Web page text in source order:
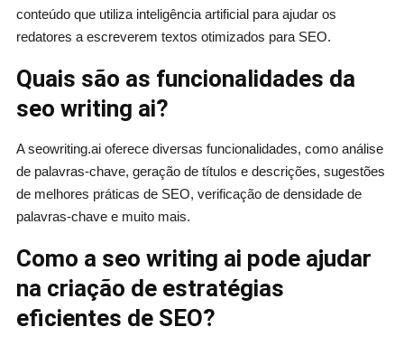
conteúdo que utiliza inteligência artificial para ajudar os
redatores a escreverem textos otimizados para SEO.
Quais são as funcionalidades da
seo writing ai?
A seowriting.ai oferece diversas funcionalidades, como análise
de palavras-chave, geração de títulos e descrições, sugestões
de melhores práticas de SEO, verificação de densidade de
palavras-chave e muito mais.
Como a seo writing ai pode ajudar
na criação de estratégias
eficientes de SEO?